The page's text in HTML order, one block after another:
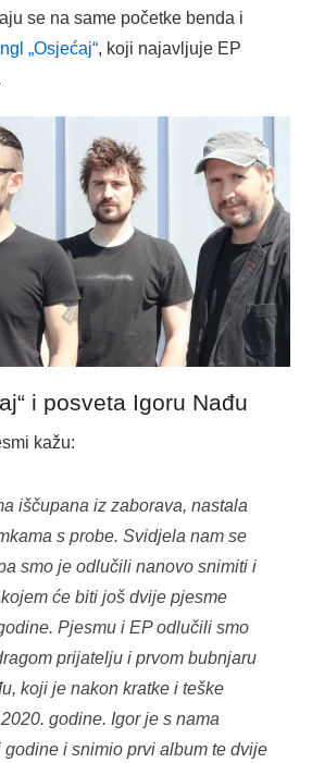
se na same početke benda i
„Osjećaj“, koji najavljuje EP
i posveta Igoru Nađu
kažu:
iščupana iz zaborava, nastala
s probe. Svidjela nam se
smo je odlučili nanovo snimiti i
će biti još dvije pjesme
Pjesmu i EP odlučili smo
prijatelju i prvom bubnjaru
koji je nakon kratke i teške
godine. Igor je s nama
godine i snimio prvi album te dvije